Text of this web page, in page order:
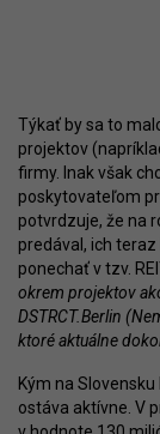
Týkať by sa to
projektov
firmy. Inak však
poskytovateľom
potvrdzuje, že na
predával, ich
ponechať v tzv.
okrem projektov
DSTRCT.Berlin
ktoré aktuálne
Kým na
ostáva aktívne. V